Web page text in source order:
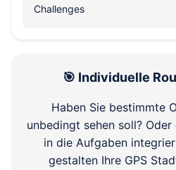
Challenges
🎯 Individuelle
Haben Sie bestimmte
unbedingt sehen soll?
in die Aufgaben
gestalten Ihre GPS